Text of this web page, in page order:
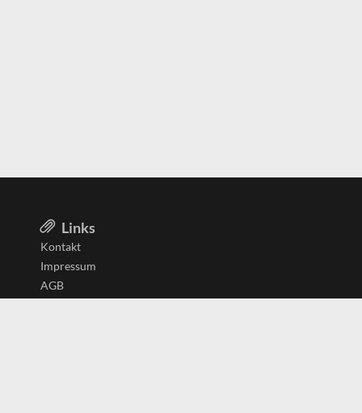
Links
Kontakt
Impressum
AGB